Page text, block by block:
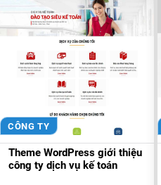
CÔNG TY
Theme WordPress giới thiệu
công ty dịch vụ kế toán